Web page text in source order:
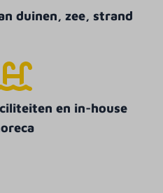
duinen, zee, strand
en in-house